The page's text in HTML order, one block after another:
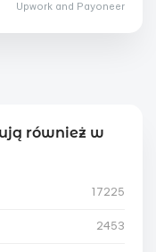
Upwork and Payoneer
również w
17225
2453